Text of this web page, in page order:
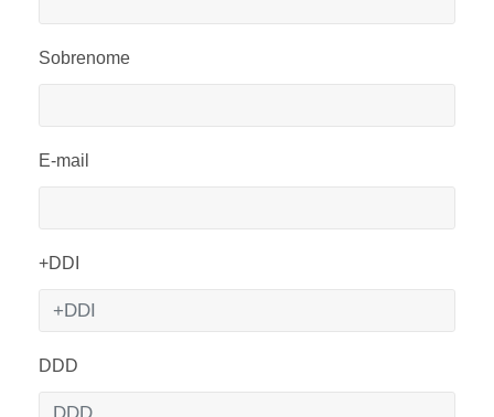
Sobrenome
E-mail
+DDI
DDD